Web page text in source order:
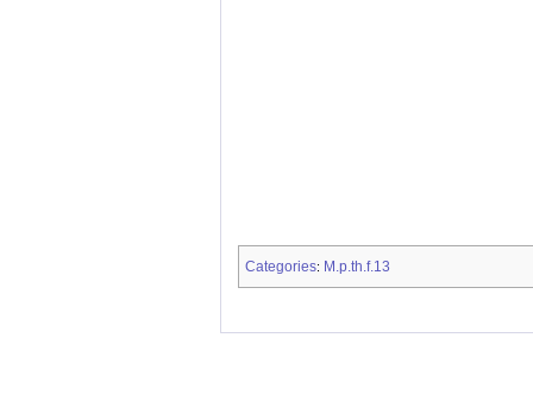
Categories: M.p.th.f.13